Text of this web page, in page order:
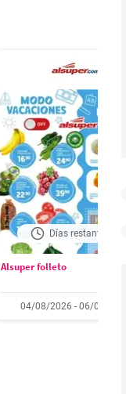
Días restantes: 1
Alsuper folleto
04/08/2026 - 06/08/2026